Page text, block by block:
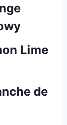
Lime
de